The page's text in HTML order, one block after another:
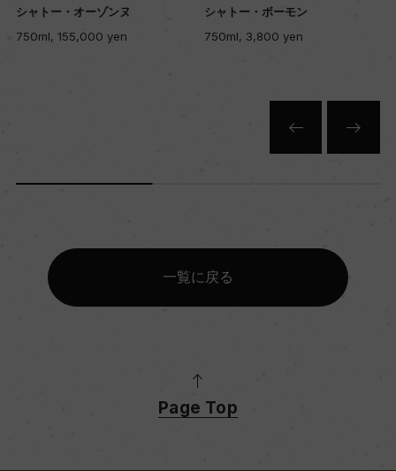
色
赤
シャトー・オーゾンヌ
750ml, 155,000 yen
シャトー・ボーモン
750ml, 3,800 yen
一覧に戻る
Page Top